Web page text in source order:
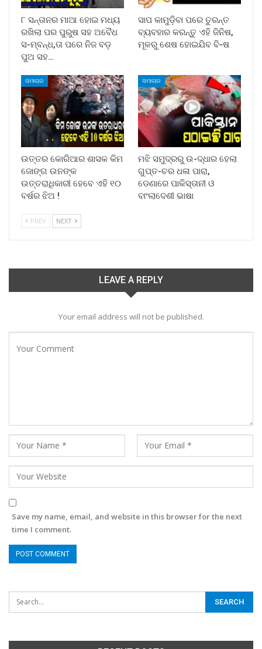
୮ ସନ୍ତାନର ମାଆ ହୋଇ ମଧ୍ୟ
ରଖିଲା ପର ପୁରୁଷ ସହ ଅବୈଧ
ସ-ମ୍ବନ୍ଧ,ତା ପରେ ନିଜ ବଡ଼
ପୁଅ ସହ…
ସାପ କାମୁଡ଼ିବା ପରେ ତୁରନ୍ତ
ବ୍ୟବହାର କରନ୍ତୁ ଏହି ଜିନିଷ,
ମୂଳରୁ ଶେଷ ହୋଇଯିବ ବି-ଷ
ସମାଚାର
ଉତ୍ତର କୋରିଆର ଶାସକ କିମ
ଜୋଙ୍ଗ ଉନଙ୍କ
ଉତ୍ତରାଧିକାରୀ ହେବେ ଏହି ୧୦
ବର୍ଷର ଝିଅ !
ସମାଚାର
ମଝି ସମୁଦ୍ରରୁ ଉ-ଦ୍ଧାର ହେଲା
ଗୁପ୍ତ-ଚର ଧଳା ପାରା,
ଡେଣାରେ ପାକିସ୍ତାନୀ ଓ
ବାଂଲାଦେଶୀ ଭାଷା
PREV NEXT
LEAVE A REPLY
Your email address will not be published.
Save my name, email, and website in this browser for the next
time I comment.